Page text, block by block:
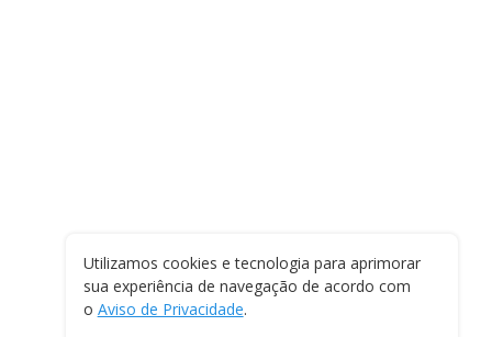
Utilizamos cookies e tecnologia para aprimorar
sua experiência de navegação de acordo com
o Aviso de Privacidade.